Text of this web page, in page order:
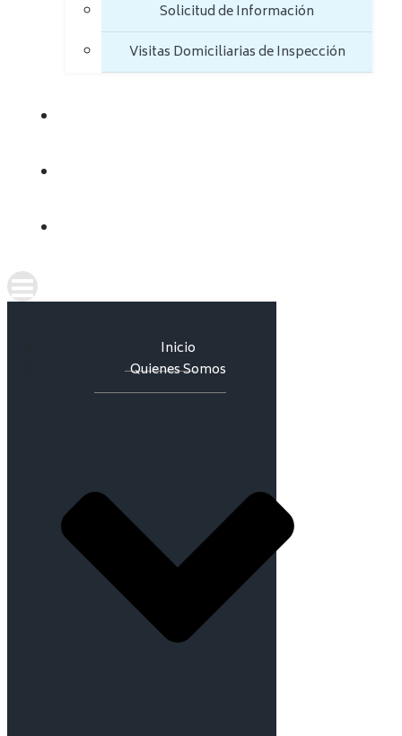
Solicitud de Información
Visitas Domiciliarias de Inspección
Inicio
Quienes Somos